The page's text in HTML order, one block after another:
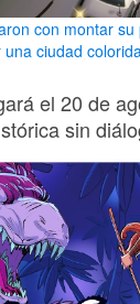
con montar
ciudad
el 20 de
sin